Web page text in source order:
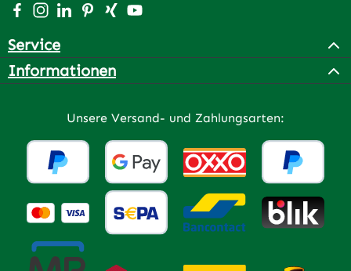
Besuche uns auf Facebook – öffnet in neuem Tab
Schau auf Instagram vorbei – öffnet in neuem Tab
Vernetze dich mit uns auf LinkedIn – öffnet in
Lass dich auf Pinterest inspirieren – öffnet
Vernetze dich mit uns auf Xing – öffnet
Sieh dir unsere Videos auf YouTube
Service
Informationen
Unsere Versand- und Zahlungsarten: